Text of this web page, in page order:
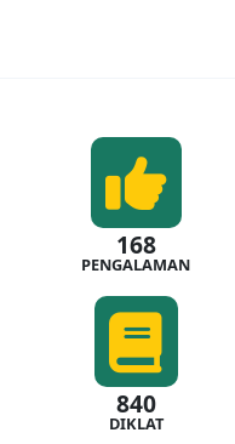
168
PENGALAMAN
840
DIKLAT